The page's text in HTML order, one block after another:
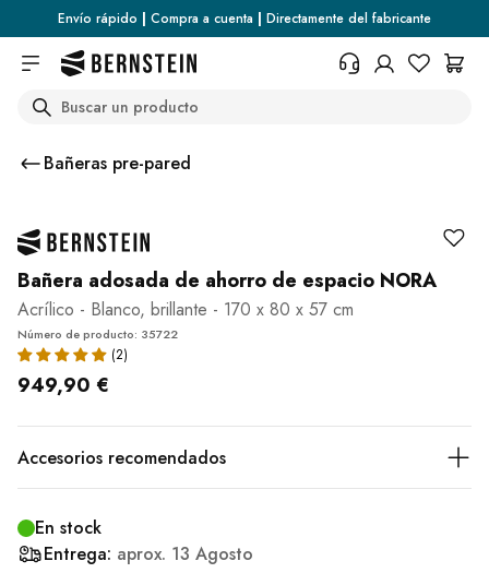
Skip to main content
Envío rápido | Compra a cuenta | Directamente del fabricante
Search
Bañeras pre-pared
Bañera adosada de ahorro de espacio NORA
Acrílico - Blanco, brillante - 170 x 80 x 57 cm
Número de producto: 35722
949,90 €
Accesorios recomendados
En stock
Entrega: aprox. 13 Agosto